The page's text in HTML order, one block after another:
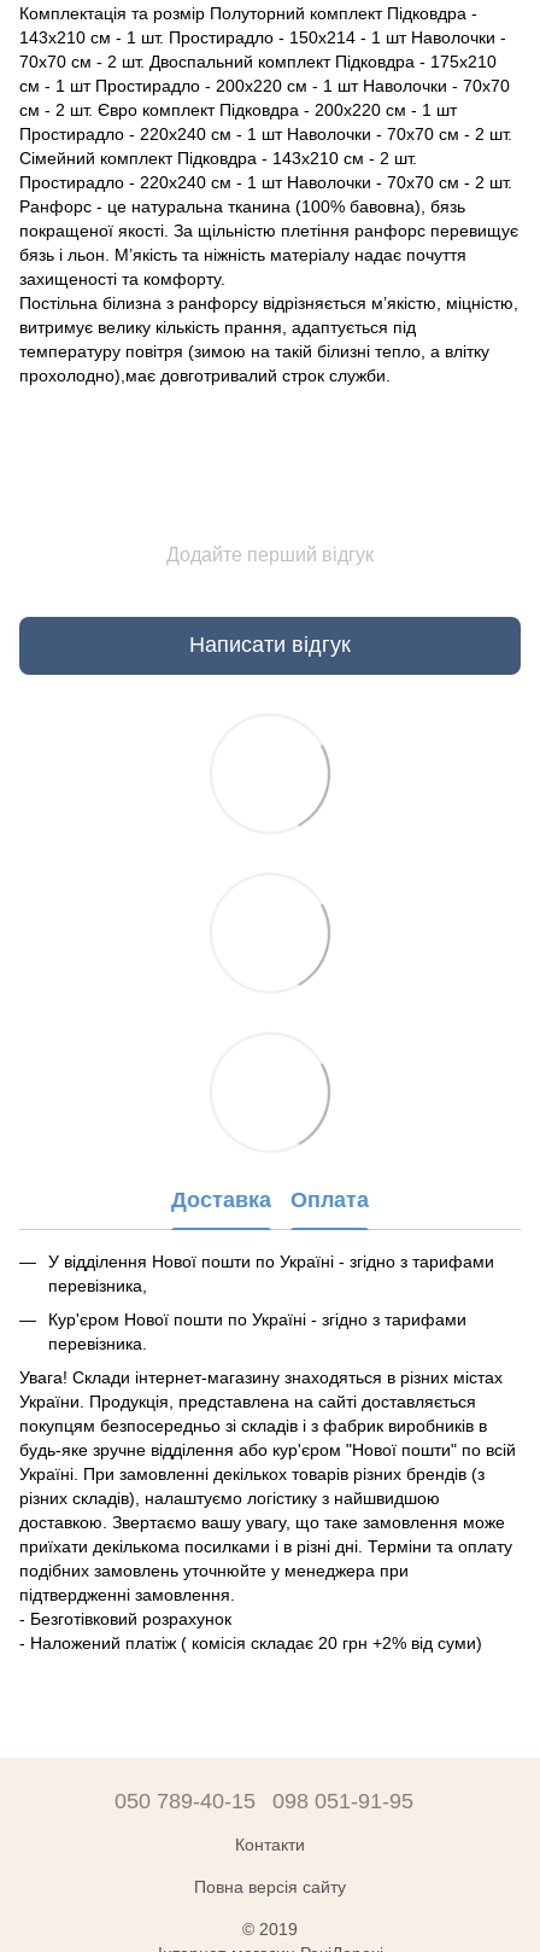
Комплектація та розмір Полуторний комплект Підковдра -
143x210 см - 1 шт. Простирадло - 150x214 - 1 шт Наволочки -
70х70 см - 2 шт. Двоспальний комплект Підковдра - 175х210
см - 1 шт Простирадло - 200х220 см - 1 шт Наволочки - 70х70
см - 2 шт. Євро комплект Підковдра - 200х220 см - 1 шт
Простирадло - 220х240 см - 1 шт Наволочки - 70х70 см - 2 шт.
Сімейний комплект Підковдра - 143х210 см - 2 шт.
Простирадло - 220х240 см - 1 шт Наволочки - 70х70 см - 2 шт.
Ранфорс - це натуральна тканина (100% бавовна), бязь
покращеної якості. За щільністю плетіння ранфорс перевищує
бязь і льон. М’якість та ніжність матеріалу надає почуття
захищеності та комфорту.
Постільна білизна з ранфорсу відрізняється м’якістю, міцністю,
витримує велику кількість прання, адаптується під
температуру повітря (зимою на такій білизні тепло, а влітку
прохолодно),має довготривалий строк служби.
Додайте перший відгук
Написати відгук
Доставка Оплата
У відділення Нової пошти по Україні - згідно з тарифами
перевізника,
Кур'єром Нової пошти по Україні - згідно з тарифами
перевізника.
Увага! Склади інтернет-магазину знаходяться в різних містах
України. Продукція, представлена ​​на сайті доставляється
покупцям безпосередньо зі складів і з фабрик виробників в
будь-яке зручне відділення або кур'єром "Нової пошти" по всій
Україні. При замовленні декількох товарів різних брендів (з
різних складів), налаштуємо логістику з найшвидшою
доставкою. Звертаємо вашу увагу, що таке замовлення може
приїхати декількома посилками і в різні дні. Терміни та оплату
подібних замовлень уточнюйте у менеджера при
підтвердженні замовлення.
- Безготівковий розрахунок
- Наложений платіж ( комісія складає 20 грн +2% від суми)
050 789-40-15 098 051-91-95
Контакти
Повна версія сайту
© 2019